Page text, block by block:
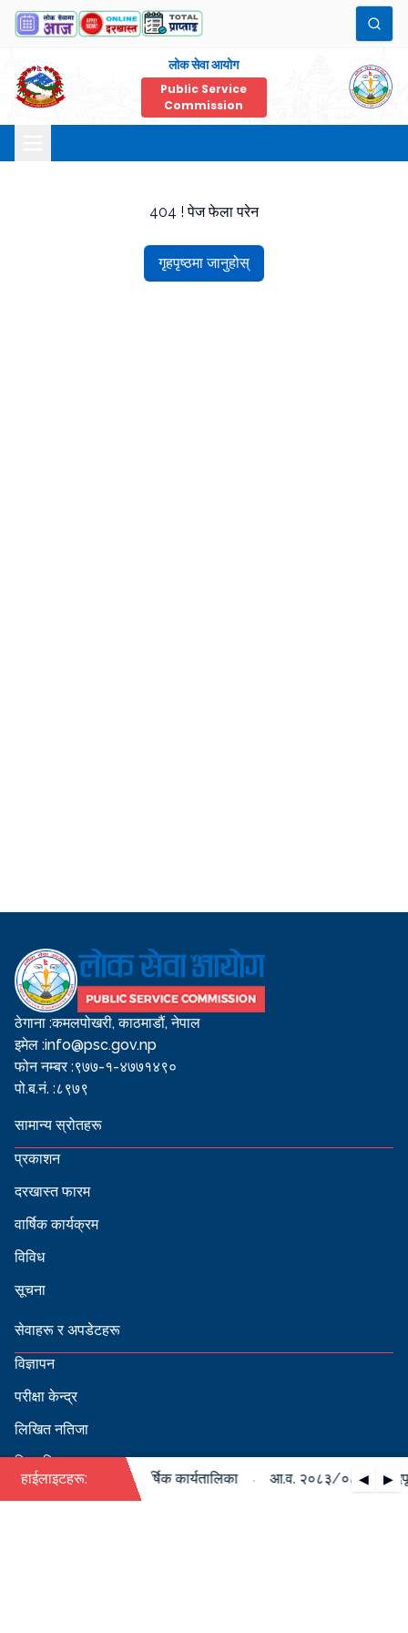
लोक सेवा आयोग
Public Service
Commission
404 ! पेज फेला परेन
गृहपृष्ठमा जानुहोस्
ठेगाना :कमलपोखरी, काठमाडौं, नेपाल
इमेल :info@psc.gov.np
फोन नम्बर :९७७-१-४७७१४९०
पो.ब.नं. :८९७९
सामान्य स्रोतहरू
प्रकाशन
दरखास्त फारम
वार्षिक कार्यक्रम
विविध
सूचना
सेवाहरू र अपडेटहरू
विज्ञापन
परीक्षा केन्द्र
लिखित नतिजा
सिफारिस
हाईलाइटहरू: ◀ ▶
को पदपूर्ति सम्बन्धी वार्षिक कार्यतालिका आ.व. २०८३/०८४ को